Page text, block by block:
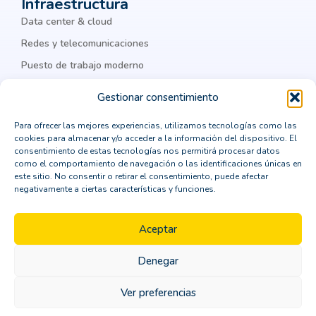
Gestionar consentimiento
Para ofrecer las mejores experiencias, utilizamos tecnologías como las
cookies para almacenar y/o acceder a la información del dispositivo. El
consentimiento de estas tecnologías nos permitirá procesar datos
como el comportamiento de navegación o las identificaciones únicas en
este sitio. No consentir o retirar el consentimiento, puede afectar
negativamente a ciertas características y funciones.
Aceptar
Denegar
Ver preferencias
ciberseguridad corporativa
Cisco Meraki
Citrix
cloud computing
cloud privada
colaboración
Colaboración Empresarial
como integrar un ERP
comprar un crm vertical
computación en la nube
consejos para la transformación digital
consultoría
contenedores Dockers
continuidad de negocio
crm horizontal
Data center & cloud
Redes y telecomunicaciones
Puesto de trabajo moderno
Legal
Política de privacidad
Política de cookies
Aviso Legal
Política de seguridad
Copyright © 2026 ORBIT | Todos los derechos
reservados